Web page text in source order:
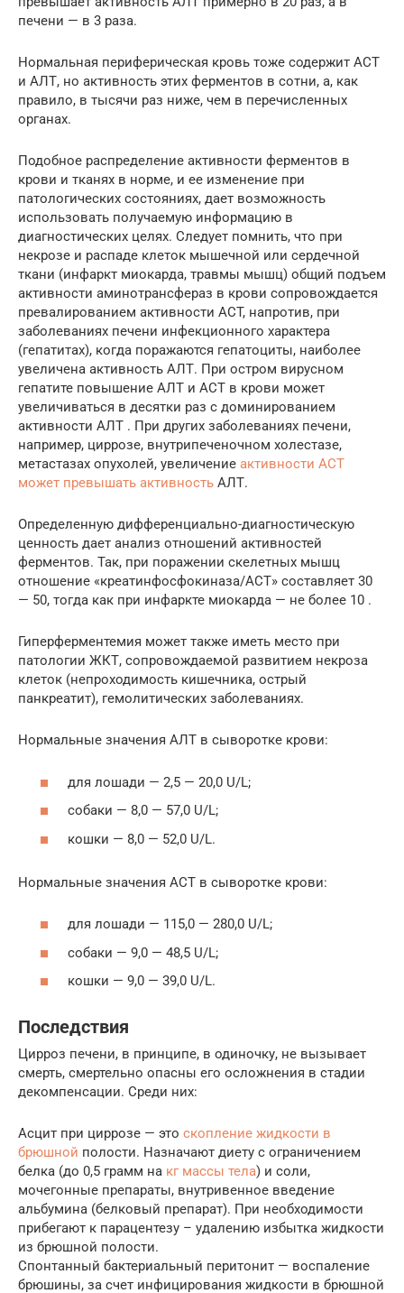
печени — в 3 раза.
Нормальная периферическая кровь тоже содержит ACT
и АЛТ, но активность этих ферментов в сотни, а, как
правило, в тысячи раз ниже, чем в перечисленных
органах.
Подобное распределение активности ферментов в
крови и тканях в норме, и ее изменение при
патологических состояниях, дает возможность
использовать получаемую информацию в
диагностических целях. Следует помнить, что при
некрозе и распаде клеток мышечной или сердечной
ткани (инфаркт миокарда, травмы мышц) общий подъем
активности аминотрансфераз в крови сопровождается
превалированием активности ACT, напротив, при
заболеваниях печени инфекционного характера
(гепатитах), когда поражаются гепатоциты, наиболее
увеличена активность АЛТ. При остром вирусном
гепатите повышение АЛТ и ACT в крови может
увеличиваться в десятки раз с доминированием
активности АЛТ . При других заболеваниях печени,
например, циррозе, внутрипеченочном холестазе,
метастазах опухолей, увеличение активности ACT
может превышать активность АЛТ.
Определенную дифференциально-диагностическую
ценность дает анализ отношений активностей
ферментов. Так, при поражении скелетных мышц
отношение «креатинфосфокиназа/АСТ» составляет 30
— 50, тогда как при инфаркте миокарда — не более 10 .
Гиперферментемия может также иметь место при
патологии ЖКТ, сопровождаемой развитием некроза
клеток (непроходимость кишечника, острый
панкреатит), гемолитических заболеваниях.
Нормальные значения АЛТ в сыворотке крови:
для лошади — 2,5 — 20,0 U/L;
собаки — 8,0 — 57,0 U/L;
кошки — 8,0 — 52,0 U/L.
Нормальные значения ACT в сыворотке крови:
для лошади — 115,0 — 280,0 U/L;
собаки — 9,0 — 48,5 U/L;
кошки — 9,0 — 39,0 U/L.
Последствия
Цирроз печени, в принципе, в одиночку, не вызывает
смерть, смертельно опасны его осложнения в стадии
декомпенсации. Среди них:
Асцит при циррозе — это скопление жидкости в
брюшной полости. Назначают диету с ограничением
белка (до 0,5 грамм на кг массы тела) и соли,
мочегонные препараты, внутривенное введение
альбумина (белковый препарат). При необходимости
прибегают к парацентезу – удалению избытка жидкости
из брюшной полости.
Спонтанный бактериальный перитонит — воспаление
брюшины, за счет инфицирования жидкости в брюшной